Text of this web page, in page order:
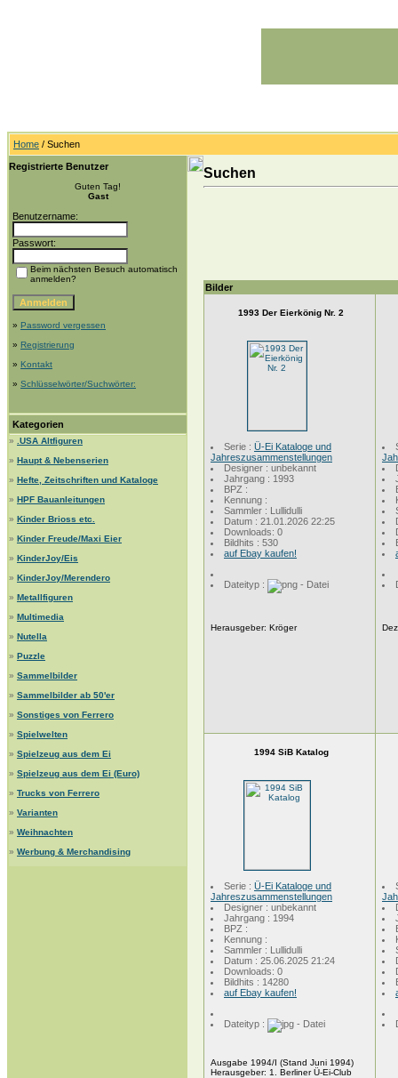
Home / Suchen
Registrierte Benutzer
Guten Tag!
Gast
Benutzername:
Passwort:
Beim nächsten Besuch automatisch
anmelden?
» Password vergessen
» Registrierung
» Kontakt
» Schlüsselwörter/Suchwörter:
Kategorien
»
.USA Altfiguren
» Haupt & Nebenserien
» Hefte, Zeitschriften und Kataloge
» HPF Bauanleitungen
» Kinder Brioss etc.
» Kinder Freude/Maxi Eier
» KinderJoy/Eis
» KinderJoy/Merendero
» Metallfiguren
» Multimedia
» Nutella
» Puzzle
» Sammelbilder
» Sammelbilder ab 50'er
» Sonstiges von Ferrero
» Spielwelten
» Spielzeug aus dem Ei
» Spielzeug aus dem Ei (Euro)
» Trucks von Ferrero
» Varianten
» Weihnachten
» Werbung & Merchandising
Suchen
Bilder
1993 Der Eierkönig Nr. 2
Serie : Ü-Ei Kataloge und
Jahreszusammenstellungen
Designer : unbekannt
Jahrgang : 1993
BPZ :
Kennung :
Sammler : Lullidulli
Datum : 21.01.2026 22:25
Downloads: 0
Bildhits : 530
auf Ebay kaufen!
Dateityp :
Herausgeber: Kröger
1994 SiB Katalog
Serie : Ü-Ei Kataloge und
Jahreszusammenstellungen
Designer : unbekannt
Jahrgang : 1994
BPZ :
Kennung :
Sammler : Lullidulli
Datum : 25.06.2025 21:24
Downloads: 0
Bildhits : 14280
auf Ebay kaufen!
Dateityp :
Ausgabe 1994/I (Stand Juni 1994)
Herausgeber: 1. Berliner Ü-Ei-Club